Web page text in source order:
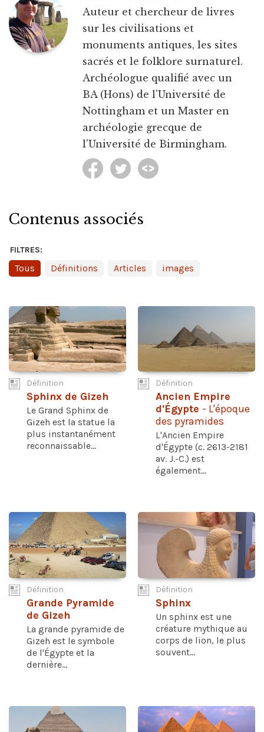
Auteur et chercheur de livres
sur les civilisations et
monuments antiques, les sites
sacrés et le folklore surnaturel.
Archéologue qualifié avec un
BA (Hons) de l'Université de
Nottingham et un Master en
archéologie grecque de
l'Université de Birmingham.
Contenus associés
FILTRES:
Tous Définitions Articles images
Définition
Sphinx de Gizeh
Le Grand Sphinx de
Gizeh est la statue la
plus instantanément
reconnaissable...
Définition
Ancien Empire
d'Égypte - L'époque
des pyramides
L'Ancien Empire
d'Égypte (c. 2613-2181
av. J.-C.) est
également...
Définition
Grande Pyramide
de Gizeh
La grande pyramide de
Gizeh est le symbole
de l'Égypte et la
dernière...
Définition
Sphinx
Un sphinx est une
créature mythique au
corps de lion, le plus
souvent...